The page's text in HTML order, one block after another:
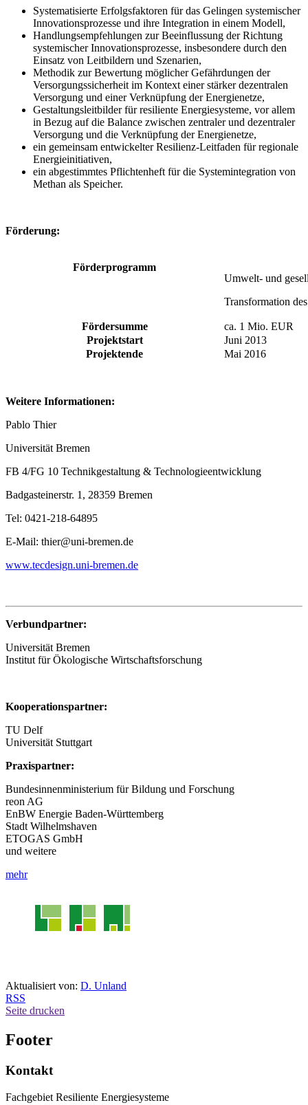
Systematisierte Erfolgsfaktoren für das Gelingen systemischer
Innovationsprozesse und ihre Integration in einem Modell,
Handlungsempfehlungen zur Beeinflussung der Richtung
systemischer Innovationsprozesse, insbesondere durch den
Einsatz von Leitbildern und Szenarien,
Methodik zur Bewertung möglicher Gefährdungen der
Versorgungssicherheit im Kontext einer stärker dezentralen
Versorgung und einer Verknüpfung der Energienetze,
Gestaltungsleitbilder für resiliente Energiesysteme, vor allem
in Bezug auf die Balance zwischen zentraler und dezentraler
Versorgung und die Verknüpfung der Energienetze,
ein gemeinsam entwickelter Resilienz-Leitfaden für regionale
Energieinitiativen,
ein abgestimmtes Pflichtenheft für die Systemintegration von
Methan als Speicher.
Förderung:
Förderprogramm
Umwelt- und
Transformation
Fördersumme
ca. 1 Mio. EUR
Projektstart
Juni 2013
Projektende
Mai 2016
Weitere Informationen:
Pablo Thier
Universität Bremen
FB 4/FG 10 Technikgestaltung & Technologieentwicklung
Badgasteinerstr. 1, 28359 Bremen
Tel: 0421-218-64895
E-Mail: thier@uni-bremen.de
www.tecdesign.uni-bremen.de
Verbundpartner:
Universität Bremen
Institut für Ökologische Wirtschaftsforschung
Kooperationspartner:
TU Delf
Universität Stuttgart
Praxispartner:
Bundesinnenministerium für Bildung und Forschung
reon AG
EnBW Energie Baden-Württemberg
Stadt Wilhelmshaven
ETOGAS GmbH
und weitere
mehr
Aktualisiert von: D. Unland
RSS
Seite drucken
Footer
Kontakt
Fachgebiet Resiliente Energiesysteme